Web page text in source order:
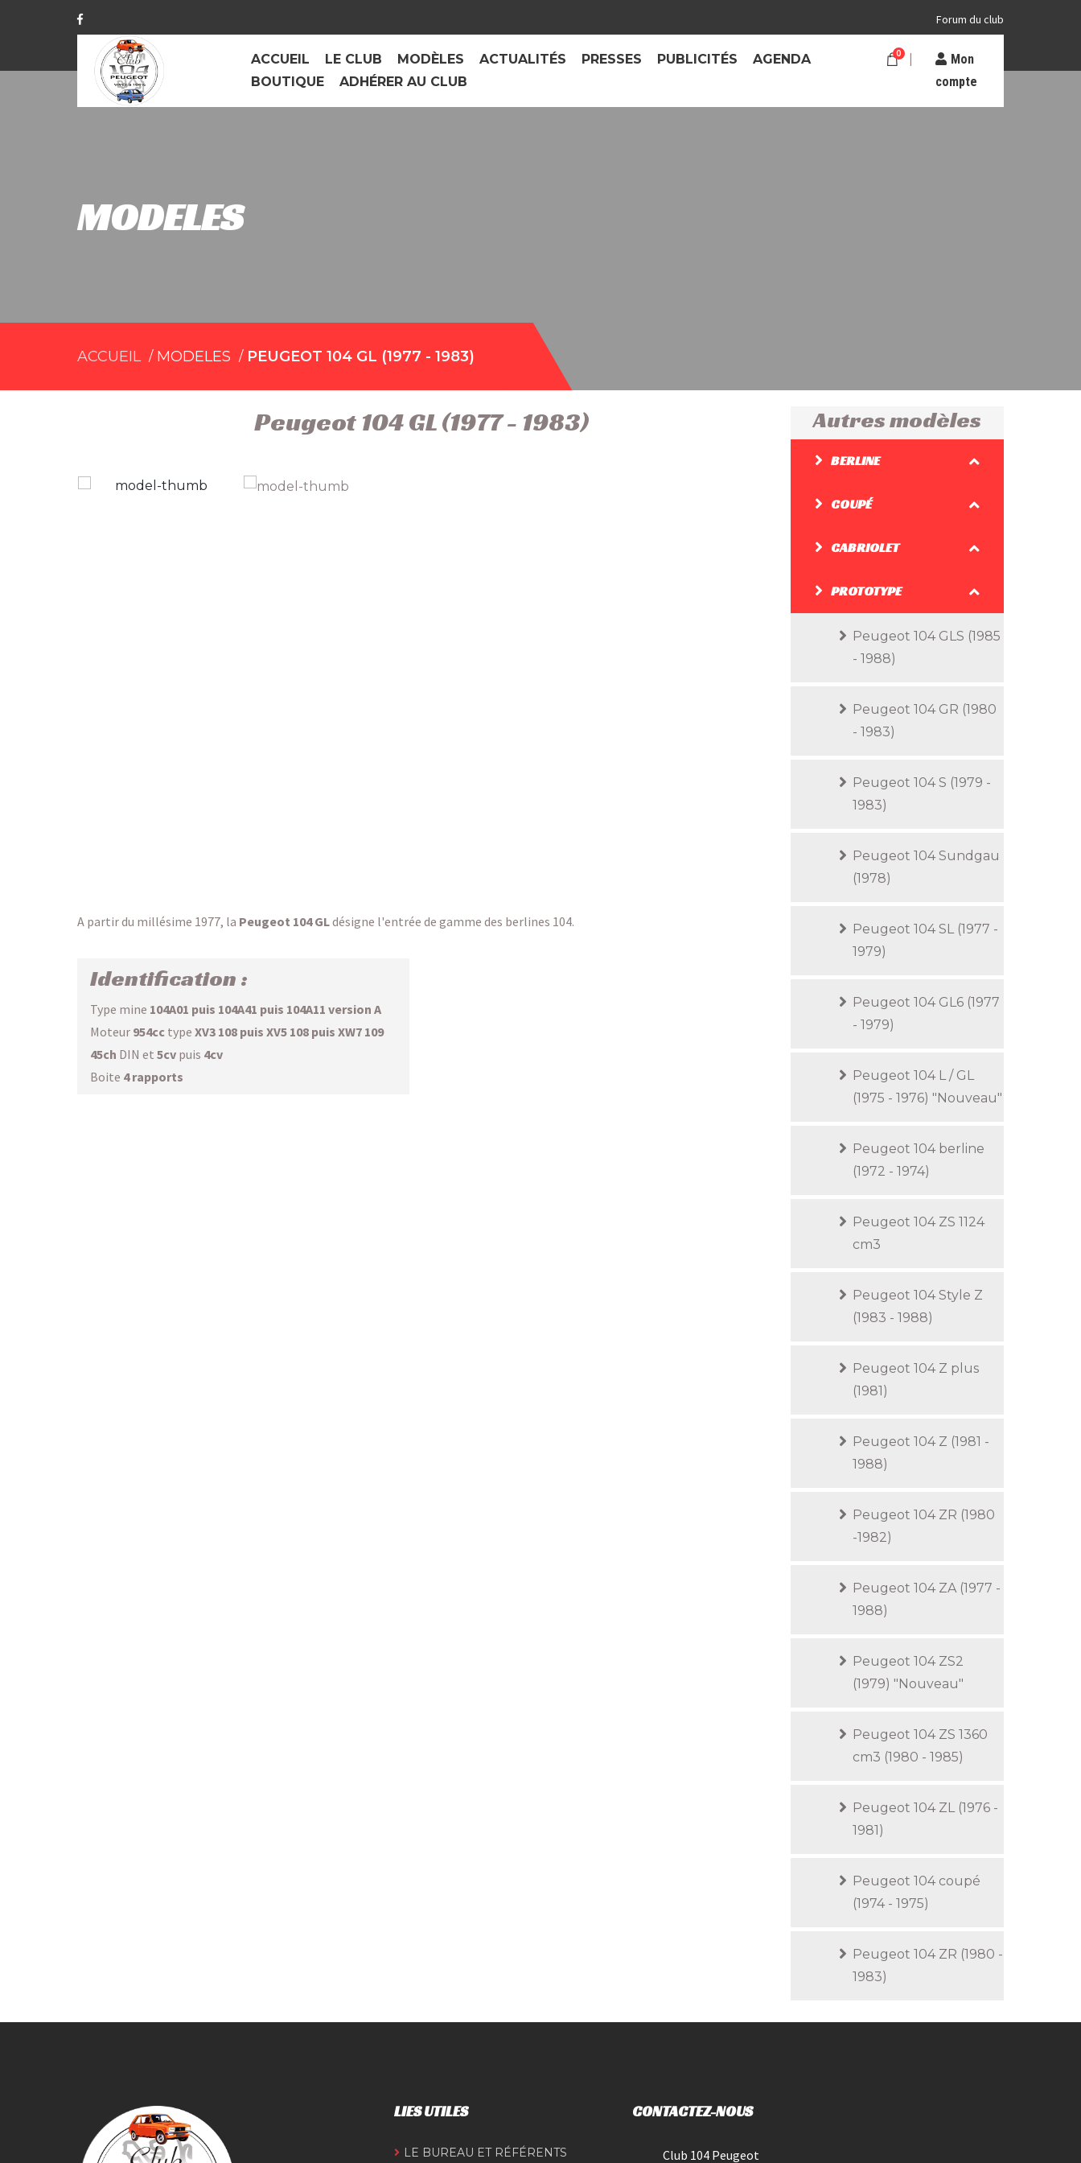
Forum du club
ACCUEIL LE CLUB MODÈLES ACTUALITÉS PRESSES PUBLICITÉS
AGENDA
BOUTIQUE
ADHÉRER AU CLUB
0
Mon
compte
MODELES
ACCUEIL MODELES PEUGEOT 104 GL (1977 - 1983)
Peugeot 104 GL (1977 - 1983)
A partir du millésime 1977, la Peugeot 104 GLdésigne l'entrée de gamme des berlines 104.
Identification :
Type mine 104A01 puis 104A41 puis 104A11 version A
Moteur 954cc type XV3 108 puis XV5 108 puis XW7 109
45ch DIN et 5cv puis 4cv
Boite 4 rapports
Autres modèles
BERLINE
COUPÉ
CABRIOLET
PROTOTYPE
Peugeot 104 GLS (1985
- 1988)
Peugeot 104 GR (1980
- 1983)
Peugeot 104 S (1979 -
1983)
Peugeot 104 Sundgau
(1978)
Peugeot 104 SL (1977 -
1979)
Peugeot 104 GL6 (1977
- 1979)
Peugeot 104 L / GL
(1975 - 1976) "Nouveau"
Peugeot 104 berline
(1972 - 1974)
Peugeot 104 ZS 1124
cm3
Peugeot 104 Style Z
(1983 - 1988)
Peugeot 104 Z plus
(1981)
Peugeot 104 Z (1981 -
1988)
Peugeot 104 ZR (1980
-1982)
Peugeot 104 ZA (1977 -
1988)
Peugeot 104 ZS2
(1979) "Nouveau"
Peugeot 104 ZS 1360
cm3 (1980 - 1985)
Peugeot 104 ZL (1976 -
1981)
Peugeot 104 coupé
(1974 - 1975)
Peugeot 104 ZR (1980 -
1983)
LIES UTILES
LE BUREAU ET RÉFÉRENTS
CONTACTEZ-NOUS
Club 104 Peugeot